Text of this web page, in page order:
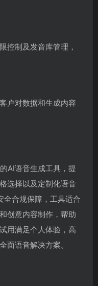
控制及发音库管理，
户对数据和生成内容
AI语音生成工具，提
选择以及定制化语音
全合规保障，工具适合
创意内容制作，帮助
用满足个人体验，高
面语音解决方案。